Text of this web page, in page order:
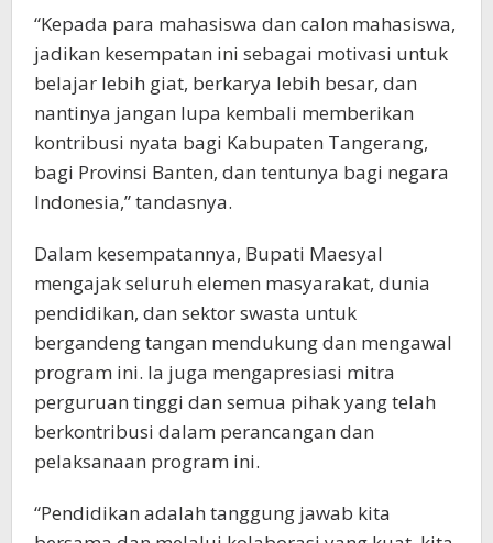
“Kepada para mahasiswa dan calon mahasiswa,
jadikan kesempatan ini sebagai motivasi untuk
belajar lebih giat, berkarya lebih besar, dan
nantinya jangan lupa kembali memberikan
kontribusi nyata bagi Kabupaten Tangerang,
bagi Provinsi Banten, dan tentunya bagi negara
Indonesia,” tandasnya.
Dalam kesempatannya, Bupati Maesyal
mengajak seluruh elemen masyarakat, dunia
pendidikan, dan sektor swasta untuk
bergandeng tangan mendukung dan mengawal
program ini. Ia juga mengapresiasi mitra
perguruan tinggi dan semua pihak yang telah
berkontribusi dalam perancangan dan
pelaksanaan program ini.
“Pendidikan adalah tanggung jawab kita